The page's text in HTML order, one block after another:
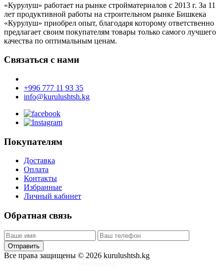
«Курулуш» работает на рынке стройматериалов с 2013 г. За 11
лет продуктивной работы на строительном рынке Бишкека
«Курулуш» приобрел опыт, благодаря которому ответственно
предлагает своим покупателям товары только самого лучшего
качества по оптимальным ценам.
Связаться с нами
+996 777 11 93 35
info@kurulushtsh.kg
Покупателям
Доставка
Оплата
Контакты
Избранные
Личный кабинет
Обратная связь
Отправить
Все права защищены © 2026 kurulushtsh.kg